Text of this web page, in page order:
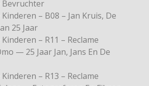
Bevruchter
Kinderen – B08 – Jan Kruis, De
25 Jaar
Kinderen – R11 – Reclame
— 25 Jaar Jan, Jans En De
Kinderen – R13 – Reclame